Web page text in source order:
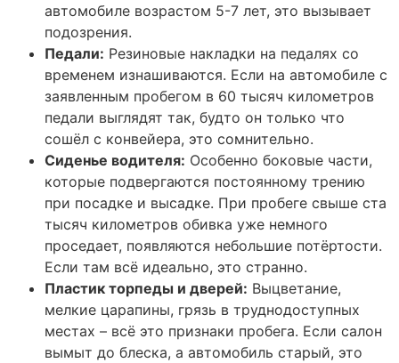
автомобиле возрастом 5-7 лет, это вызывает
подозрения.
Педали: Резиновые накладки на педалях со
временем изнашиваются. Если на автомобиле с
заявленным пробегом в 60 тысяч километров
педали выглядят так, будто он только что
сошёл с конвейера, это сомнительно.
Сиденье водителя: Особенно боковые части,
которые подвергаются постоянному трению
при посадке и высадке. При пробеге свыше ста
тысяч километров обивка уже немного
проседает, появляются небольшие потёртости.
Если там всё идеально, это странно.
Пластик торпеды и дверей: Выцветание,
мелкие царапины, грязь в труднодоступных
местах – всё это признаки пробега. Если салон
вымыт до блеска, а автомобиль старый, это